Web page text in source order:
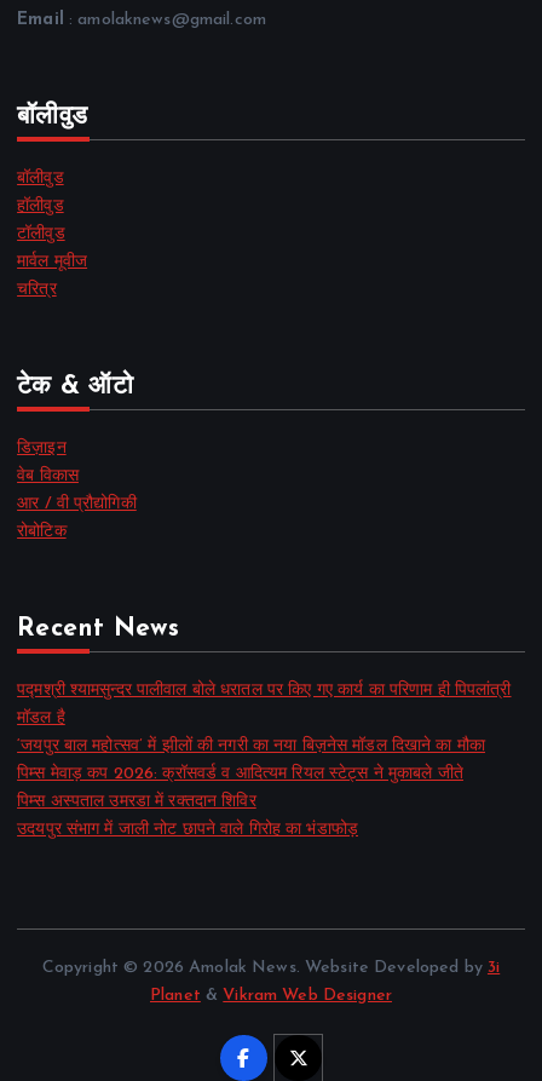
Email : amolaknews@gmail.com
बॉलीवुड
बॉलीवुड
हॉलीवुड
टॉलीवुड
मार्वल मूवीज
चरित्र
टेक & ऑटो
डिज़ाइन
वेब विकास
आर / वी प्रौद्योगिकी
रोबोटिक
Recent News
पद्मश्री श्यामसुन्दर पालीवाल बोले धरातल पर किए गए कार्य का परिणाम ही पिपलांत्री
मॉडल है
‘जयपुर बाल महोत्सव’ में झीलों की नगरी का नया बिज़नेस मॉडल दिखाने का मौका
पिम्स मेवाड़ कप 2026: क्रॉसवर्ड व आदित्यम रियल स्टेट्स ने मुकाबले जीते
पिम्स अस्पताल उमरडा में रक्तदान शिविर
उदयपुर संभाग में जाली नोट छापने वाले गिरोह का भंडाफोड़
Copyright © 2026 Amolak News. Website Developed by 3i
Planet &Vikram Web Designer